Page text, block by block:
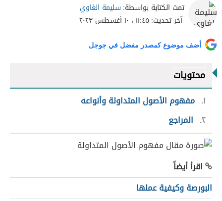
تمت الكتابة بواسطة:سليمة الغاوي
آخر تحديث:١١:٤٥ ، ١٠ أغسطس ٢٠٢٣
أضف موضوع كمصدر مفضل في جوجل
محتويات
١ مفهوم الأصول المتداولة وأنواعه
٢ المراجع
اقرأ أيضاً
البورصة وكيفية عملها